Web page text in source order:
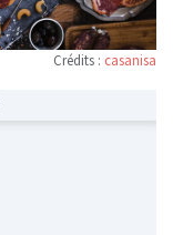
Crédits : casanisa